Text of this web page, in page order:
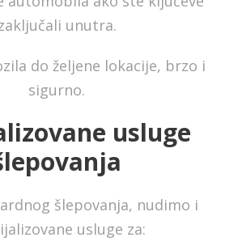
unutra.
do željene lokacije, brzo i
sigurno.
usluge
šlepovanja, nudimo i
usluge za: